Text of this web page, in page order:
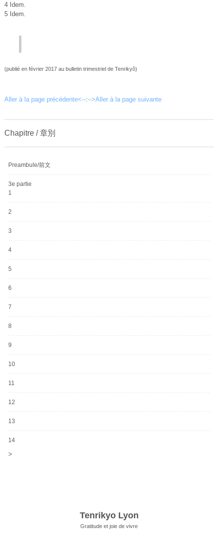
4 Idem.
5 Idem.
(publié en février 2017 au bulletin trimestriel de Tenrikyô)
Aller à la page précédente<--:-->Aller à la page suivante
Chapitre / 章別
Preambule/前文
3e partie
1
2
3
4
5
6
7
8
9
10
11
12
13
14
>
Tenrikyo Lyon
Gratitude et joie de vivre